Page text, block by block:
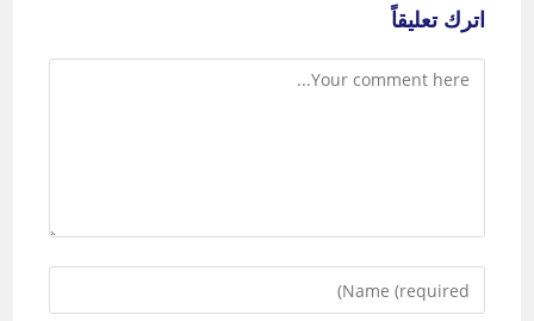
اترك تعليقاً
Comment
Enter
your